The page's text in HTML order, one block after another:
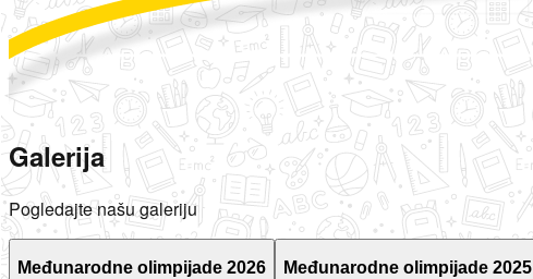
Galerija
Pogledajte našu galeriju
Međunarodne olimpijade 2026 Međunarodne olimpijade 2025